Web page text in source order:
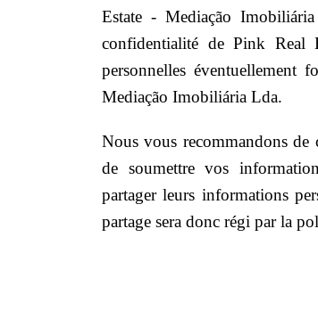
Estate - Mediação
confidentialité de Pink Real
personnelles éventuellement
Mediação Imobiliária Lda.
Nous vous recommandons de
de soumettre vos
partager leurs informations
partage sera donc régi par la